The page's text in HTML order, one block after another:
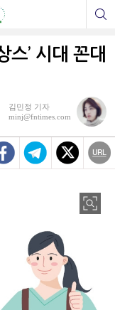
스’ 시대 꼰대
김민정 기자
minj@fntimes.com